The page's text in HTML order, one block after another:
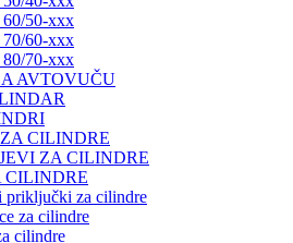
50-xxx
60-xxx
70-xxx
AVTOVUČU
CILINDRE
ZA CILINDRE
CILINDRE
priključki za cilindre
za cilindre
cilindre